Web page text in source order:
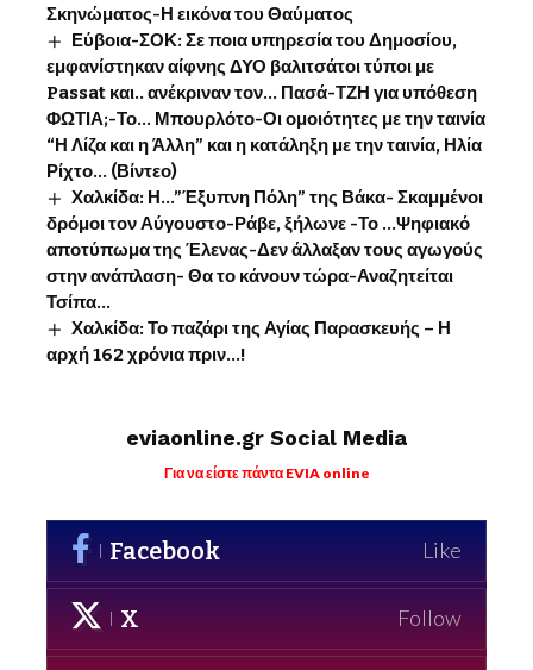
Σκηνώματος-Η εικόνα του Θαύματος
Εύβοια-ΣΟΚ: Σε ποια υπηρεσία του Δημοσίου,
εμφανίστηκαν αίφνης ΔΥΟ βαλιτσάτοι τύποι με
Passat και.. ανέκριναν τον… Πασά-ΤΖΗ για υπόθεση
ΦΩΤΙΑ;-Το… Μπουρλότο-Οι ομοιότητες με την ταινία
“Η Λίζα και η Άλλη” και η κατάληξη με την ταινία, Ηλία
Ρίχτο… (Βίντεο)
Χαλκίδα: Η…”Έξυπνη Πόλη” της Βάκα- Σκαμμένοι
δρόμοι τον Αύγουστο-Ράβε, ξήλωνε -Το …Ψηφιακό
αποτύπωμα της Έλενας-Δεν άλλαξαν τους αγωγούς
στην ανάπλαση- Θα το κάνουν τώρα-Αναζητείται
Τσίπα…
Χαλκίδα: Το παζάρι της Αγίας Παρασκευής – Η
αρχή 162 χρόνια πριν…!
eviaonline.gr Social Media
Για να είστε πάντα EVIA online
Facebook Like
X Follow